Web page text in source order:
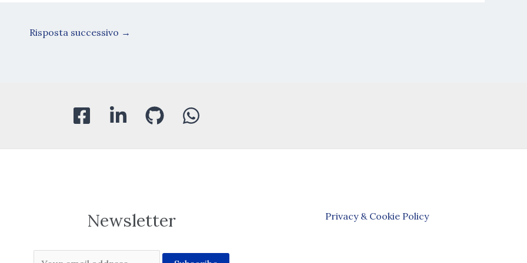
Risposta successivo →
Newsletter Privacy & Cookie Policy